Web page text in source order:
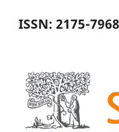
ISSN: 2175-7968